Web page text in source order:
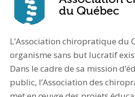
du Québec
L’Association chiropratique du
organisme sans but lucratif
Dans le cadre de sa mission
public, l’Association des